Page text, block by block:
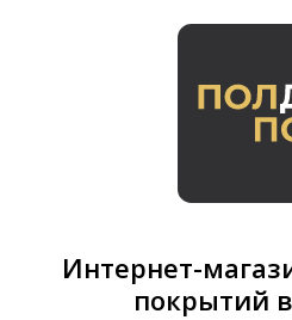
Интернет-
покрытий